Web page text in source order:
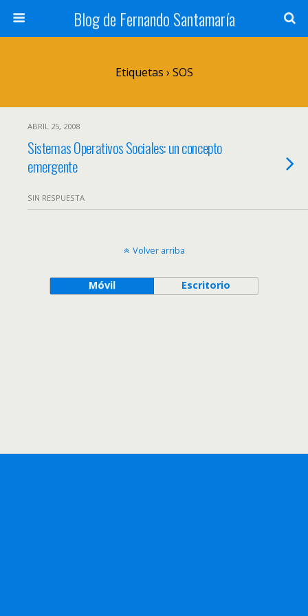
Blog de Fernando Santamaría
Etiquetas › SOS
ABRIL 25, 2008
Sistemas Operativos Sociales: un concepto
emergente
SIN RESPUESTA
Volver arriba
Móvil Escritorio